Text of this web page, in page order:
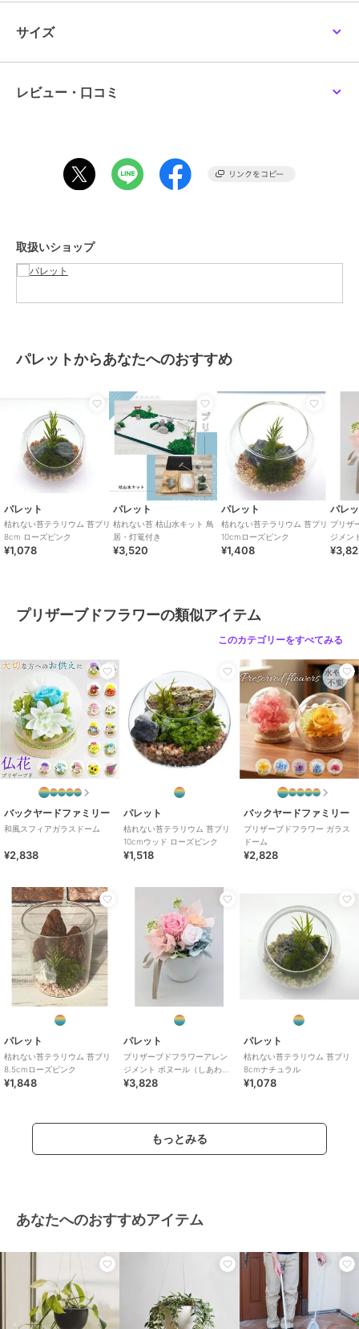
している石、ウッドチップ、砂 利、流木は自然物につき個体差があり
ます。
一緒に過ごしませんか？
AppStore、GooglePlayから「ハナノヒBe」と検索でアプリをダウン
ロード出来ます。
この商品は無料ギフトサービスの対象商品です
ブランド パレット
商品カテゴリ ギフト用品
プリザーブドフラ
ワー
カラー
サイズ
素材
容器：ガラス 内容物：プリザーブ
ドモス プリザーブドグリーン
商品のお取り扱い方法
お手入れ
お手入れ不要です。劣化・退色・
サイズ
レビュー・口コミ
取扱いショップ
パレットからあなたへのおすすめ
パレット
枯れない苔テラリウム 苔プリ
8cm ローズピンク
¥1,078
パレット
枯れない苔 枯山水キット 鳥
居・灯篭付き
¥3,520
パレット
枯れない苔テラリウム 苔プリ
10cmローズピンク
¥1,408
パレ
プリザ
ジメン
せ） ピ
プリザーブドフラワーの類似アイテム
このカテゴリーをすべてみる
バックヤードファミリー
和風スフィアガラスドーム
¥2,838
パレット
枯れない苔テラリウム 苔プリ
10cmウッド ローズピンク
¥1,518
バックヤードファミリー
プリザーブドフラワー ガラス
ドーム
¥2,828
パレット
枯れない苔テラリウム 苔プリ
8.5cmローズピンク
¥1,848
パレット
プリザーブドフラワーアレン
ジメント ボヌール（しあわ
せ） ピンク
¥3,828
パレット
枯れない苔テラリウム 苔プリ
8cmナチュラル
¥1,078
もっとみる
あなたへのおすすめアイテム